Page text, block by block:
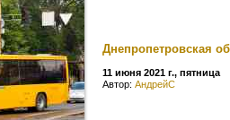
Днепропетровская
11 июня 2021 г., пятница
Автор: АндрейС